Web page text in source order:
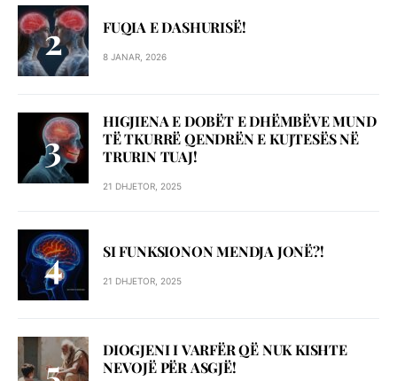
FUQIA E DASHURISË!
8 JANAR, 2026
HIGJIENA E DOBËT E DHËMBËVE MUND
TË TKURRË QENDRËN E KUJTESËS NË
TRURIN TUAJ!
21 DHJETOR, 2025
SI FUNKSIONON MENDJA JONË?!
21 DHJETOR, 2025
DIOGJENI I VARFËR QË NUK KISHTE
NEVOJË PËR ASGJË!